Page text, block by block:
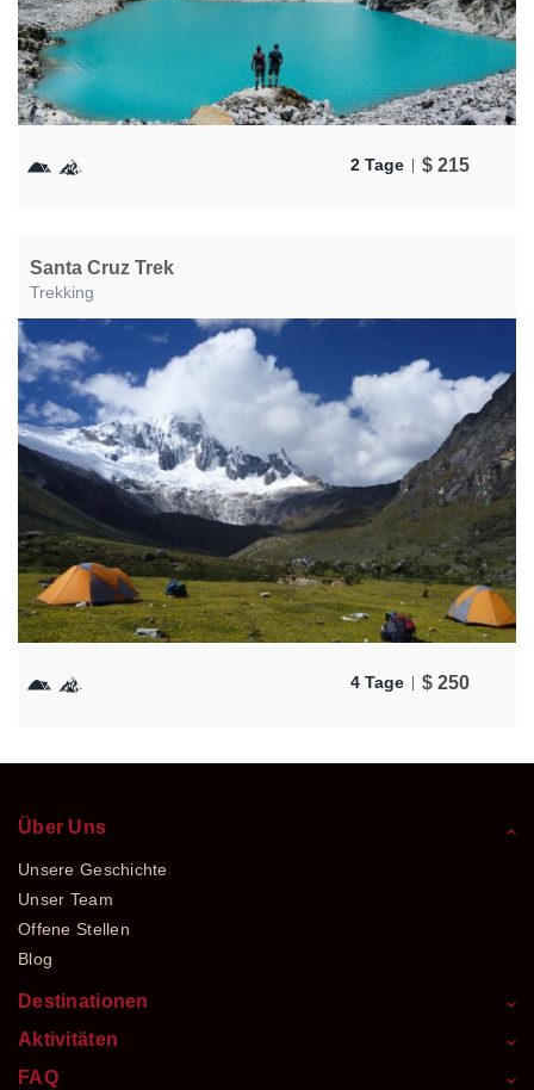
2 Tage $ 215
Santa Cruz Trek
Trekking
4 Tage $ 250
Über Uns
Unsere Geschichte
Unser Team
Offene Stellen
Blog
Destinationen
Aktivitäten
FAQ